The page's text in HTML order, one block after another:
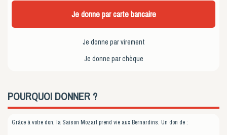
Je donne par carte bancaire
Je donne par virement
Je donne par chèque
POURQUOI DONNER ?
Grâce à votre don, la Saison Mozart prend vie aux Bernardins. Un don de :